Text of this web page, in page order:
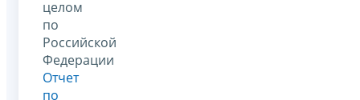
целом
по
Российской
Федерации
Отчет
по